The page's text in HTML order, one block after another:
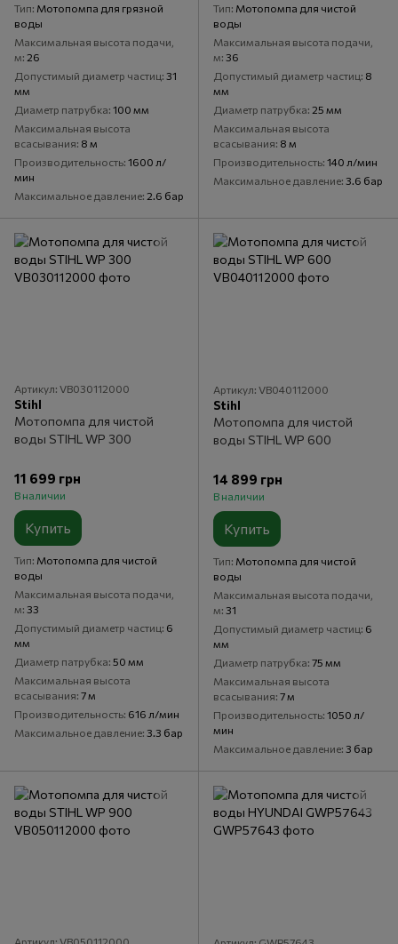
Тип Мотопомпа для грязной
воды
Максимальная высота подачи,
м 26
Допустимый диаметр частиц 31
мм
Диаметр патрубка 100 мм
Максимальная высота
всасывания 8 м
Производительность 1600 л/
мин
Максимальное давление 2.6 бар
Тип Мотопомпа для чистой
воды
Максимальная высота подачи,
м 36
Допустимый диаметр частиц 8
мм
Диаметр патрубка 25 мм
Максимальная высота
всасывания 8 м
Производительность 140 л/мин
Максимальное давление 3.6 бар
Артикул: VB030112000
Stihl
Мотопомпа для чистой
воды STIHL WP 300
11 699 грн
В наличии
Купить
Тип Мотопомпа для чистой
воды
Максимальная высота подачи,
м 33
Допустимый диаметр частиц 6
мм
Диаметр патрубка 50 мм
Максимальная высота
всасывания 7 м
Производительность 616 л/мин
Максимальное давление 3.3 бар
Артикул: VB040112000
Stihl
Мотопомпа для чистой
воды STIHL WP 600
14 899 грн
В наличии
Купить
Тип Мотопомпа для чистой
воды
Максимальная высота подачи,
м 31
Допустимый диаметр частиц 6
мм
Диаметр патрубка 75 мм
Максимальная высота
всасывания 7 м
Производительность 1050 л/
мин
Максимальное давление 3 бар
Артикул: VB050112000